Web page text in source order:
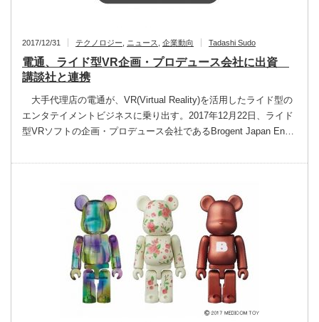
2017/12/31 テクノロジー ニュース 企業動向 Tadashi Sudo
電通、ライド型VR企画・プロデュース会社に出資
講談社と連携
大手代理店の電通が、VR(Virtual Reality)を活用したライド型の
エンタテイメントビジネスに乗り出す。2017年12月22日、ライド
型VRソフトの企画・プロデュース会社であるBrogent Japan En…